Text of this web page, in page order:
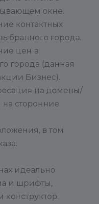
окне.
контактных
города.
цен в
города (данная
Бизнес).
на домены/
сторонние
в том
идеально
и шрифты,
конструктор.